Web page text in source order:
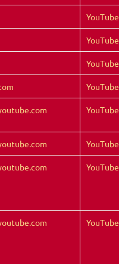
YouTube
YouTube
YouTube
YouTube
YouTube
YouTube
YouTube
YouTube